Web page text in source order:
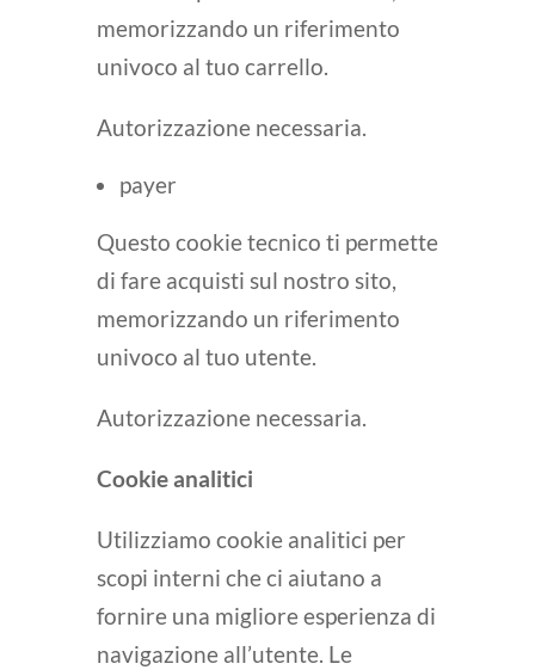
memorizzando un riferimento
univoco al tuo carrello.
Autorizzazione necessaria.
payer
Questo cookie tecnico ti permette
di fare acquisti sul nostro sito,
memorizzando un riferimento
univoco al tuo utente.
Autorizzazione necessaria.
Cookie analitici
Utilizziamo cookie analitici per
scopi interni che ci aiutano a
fornire una migliore esperienza di
navigazione all’utente. Le